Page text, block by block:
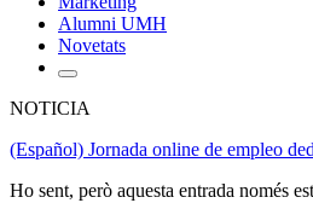
Alumni UMH
Novetats
NOTICIA
(Español) Jornada online de empleo
Ho sent, però aquesta entrada només